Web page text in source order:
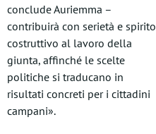
conclude Auriemma –
contribuirà con serietà e spirito
costruttivo al lavoro della
giunta, affinché le scelte
politiche si traducano in
risultati concreti per i cittadini
campani».